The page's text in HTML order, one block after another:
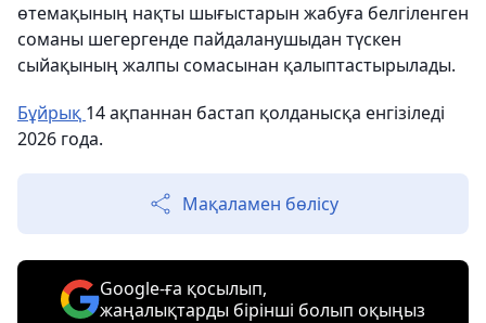
өтемақының нақты шығыстарын жабуға белгіленген
соманы шегергенде пайдаланушыдан түскен
сыйақының жалпы сомасынан қалыптастырылады.
Бұйрық 14 ақпаннан бастап қолданысқа енгізіледі
2026 года.
Мақаламен бөлісу
Google-ға қосылып,
жаңалықтарды бірінші болып оқыңыз